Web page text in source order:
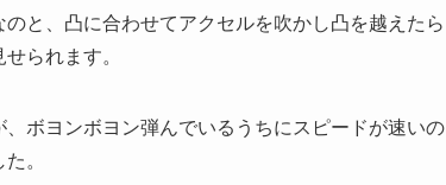
と、凸に合わせてアクセルを吹かし凸を越えたら
られます。
ボヨンボヨン弾んでいるうちにスピードが速いの
。